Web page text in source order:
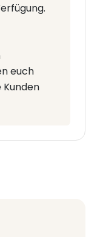
euch